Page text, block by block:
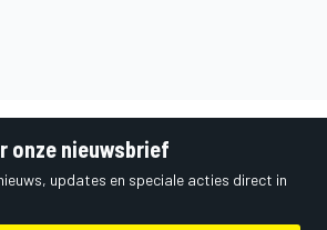
onze nieuwsbrief
updates en speciale acties direct in